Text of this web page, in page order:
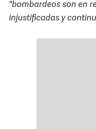
"bombardeos son en
injustificadas y